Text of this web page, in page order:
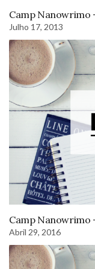
Camp Nanowrimo
Julho 17, 2013
Camp Nanowrimo
Abril 29, 2016